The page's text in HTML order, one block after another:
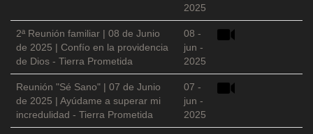
2025
2ª Reunión familiar | 08 de Junio
de 2025 | Confío en la providencia
de Dios - Tierra Prometida
08 -
jun -
2025
Reunión "Sé Sano" | 07 de Junio
de 2025 | Ayúdame a superar mi
incredulidad - Tierra Prometida
07 -
jun -
2025